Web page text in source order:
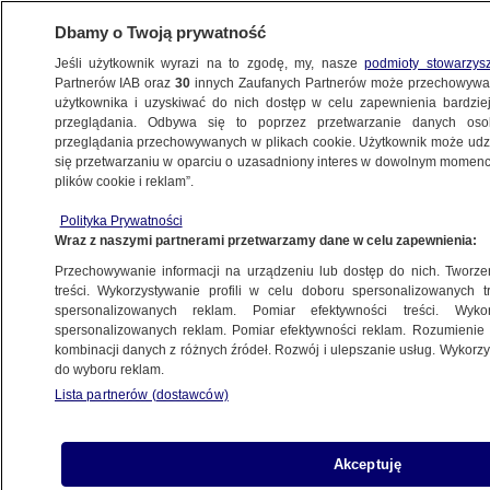
ŚWIAT
na wycieczkę, przez przypadek został
lekarzem pokładowym
Oprac.Maciej Wacławik
8.05.2026, 11:45
Posłuchaj artykułu
Dbamy o Twoją prywatność
Jeśli użytkownik wyrazi na to zgodę, my, naszepodmioty
Partnerów IAB oraz30 innych Zaufanych Partnerów może
użytkownika i uzyskiwać do nich dostęp w celu zapewnienia
przeglądania. Odbywa się to poprzez przetwarzanie danych
przeglądania przechowywanych w plikach cookie. Użytkownik może
się przetwarzaniu w oparciu o uzasadniony interes w dowolnym
plików cookie i reklam”.
Polityka Prywatności
Wraz z naszymi partnerami przetwarzamy dane w celu zapewnienia:
Przechowywanie informacji na urządzeniu lub dostęp do nich.
treści. Wykorzystywanie profili w celu doboru spersonalizowanych
spersonalizowanych reklam. Pomiar efektywności treści.
spersonalizowanych reklam. Pomiar efektywności reklam.
kombinacji danych z różnych źródeł. Rozwój i ulepszanie usług.
do wyboru reklam.
Lista partnerów (dostawców)
Akceptuję